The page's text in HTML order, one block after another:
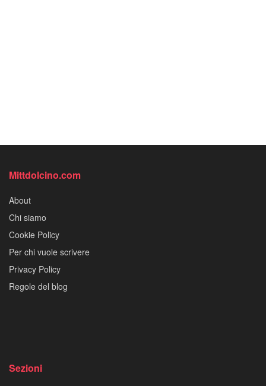
Mittdolcino.com
About
Chi siamo
Cookie Policy
Per chi vuole scrivere
Privacy Policy
Regole del blog
Sezioni